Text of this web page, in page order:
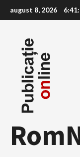
to
august 8, 2026